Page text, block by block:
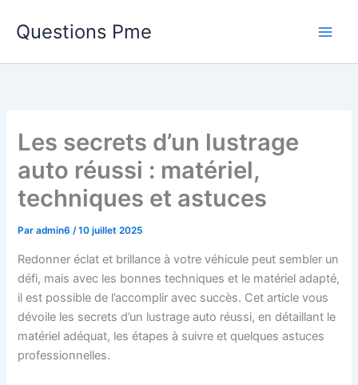
Questions Pme
Les secrets d’un lustrage
auto réussi : matériel,
techniques et astuces
Paradmin6/10 juillet 2025
Redonner éclat et brillance à votre véhicule peut sembler un
défi, mais avec les bonnes techniques et le matériel adapté,
il est possible de l’accomplir avec succès. Cet article vous
dévoile les secrets d’un lustrage auto réussi, en détaillant le
matériel adéquat, les étapes à suivre et quelques astuces
professionnelles.